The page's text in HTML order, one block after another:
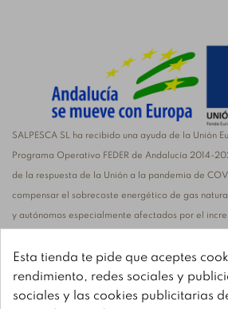
SALPESCA SL ha recibido una ayuda de la Unión
Programa Operativo FEDER de Andalucía 2014-
de la respuesta de la Unión a la pandemia de
compensar el sobrecoste energético de gas
y autónomos especialmente afectados por el
agresión de Rusia contra Ucrania
Esta tienda te pide que aceptes
rendimiento, redes sociales y
sociales y las cookies publicitarias